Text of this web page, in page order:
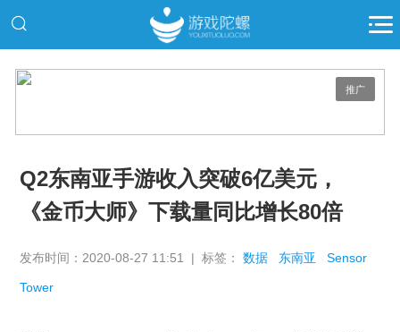
推广
Q2东南亚手游收入突破6亿美元，
《金币大师》下载量同比增长80倍
发布时间：2020-08-27 11:51 | 标签：数据 东南亚 Sensor
Tower